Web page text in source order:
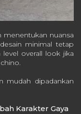
menentukan nuansa
minimal tetap
overall look jika
mudah dipadankan
Karakter Gaya